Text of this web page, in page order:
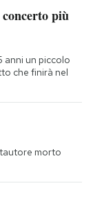
più
anni un piccolo
che finirà nel
morto